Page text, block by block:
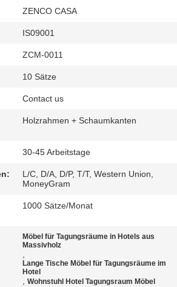
ZENCO CASA
IS09001
ZCM-0011
10 Sätze
Contact us
Holzrahmen + Schaumkanten
30-45 Arbeitstage
L/C, D/A, D/P, T/T, Western Union,
MoneyGram
1000 Sätze/Monat
Möbel für Tagungsräume in Hotels aus
Massivholz
Lange Tische Möbel für Tagungsräume im
Hotel
,Wohnstuhl Hotel Tagungsraum Möbel